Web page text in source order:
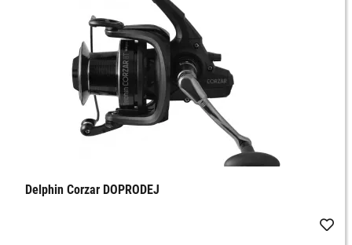
Delphin Corzar DOPRODEJ